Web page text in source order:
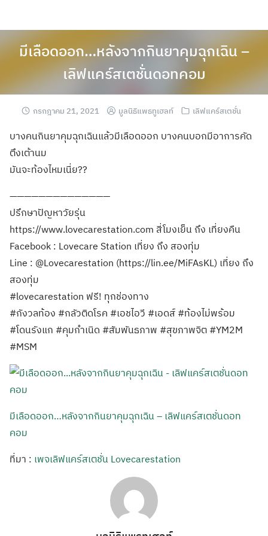
มีเลือดออก…หลังจากกินยาคุมฉุกเฉิน –
เลิฟแคร์สเตชั่นดอทคอม
กรกฎาคม 21, 2021 มูลนิธิแพธทูเฮลท์ เลิฟแคร์สเตชั่น
บางคนกินยาคุมฉุกเฉินแล้วมีเลือดออก บางคนบอกมีอาการคัด
ตึงเต้านม
มันจะท้องไหมเนี่ย??
——————————————
ปรึกษาปัญหาวัยรุ่น
https://www.lovecarestation.com สี่โมงเย็น ถึง เที่ยงคืน
Facebook : Lovecare Station เที่ยง ถึง สองทุ่ม
Line : @Lovecarestation (https://lin.ee/MiFAsKL) เที่ยง ถึง
สองทุ่ม
#lovecarestation ฟรี! ทุกช่องทาง
#กังวลท้อง #กลัวติดโรค #เอชไอวี #เอดส์ #ท้องไม่พร้อม
#โดนรังแก #คุมกำเนิด #สัมพันธภาพ #สุขภาพจิต #YM2M
#MSM
มีเลือดออก…หลังจากกินยาคุมฉุกเฉิน – เลิฟแคร์สเตชั่นดอท
คอม
ที่มา : เพจเลิฟแคร์สเตชั่น Lovecarestation